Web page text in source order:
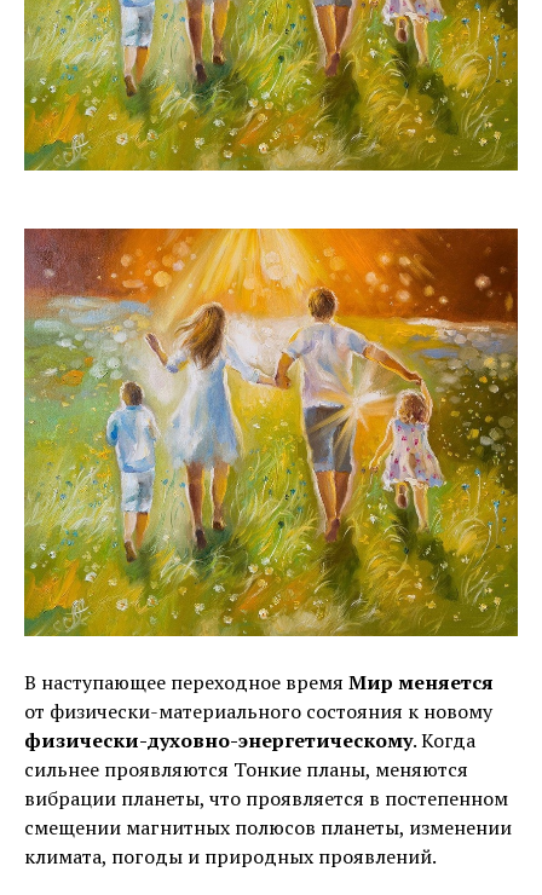
В наступающее переходное время Мир меняется
от физически-материального состояния к новому
физически-духовно-энергетическому. Когда
сильнее проявляются Тонкие планы, меняются
вибрации планеты, что проявляется в постепенном
смещении магнитных полюсов планеты, изменении
климата, погоды и природных проявлений.